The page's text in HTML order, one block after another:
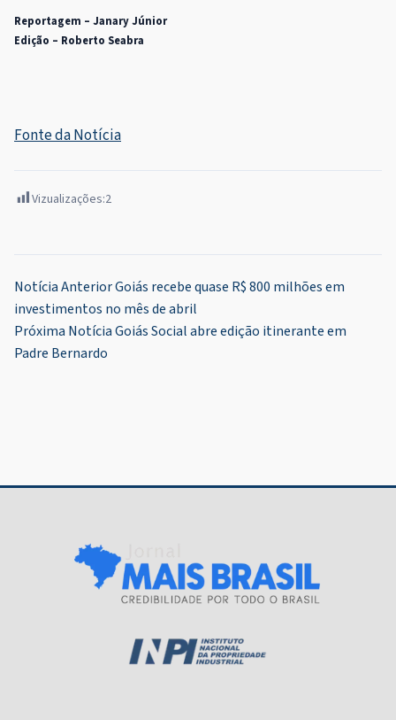
Reportagem – Janary Júnior
Edição – Roberto Seabra
Fonte da Notícia
Vizualizações:2
Navegação
de
Post
Notícia AnteriorGoiás recebe quase R$ 800 milhões em
investimentos no mês de abril
Próxima NotíciaGoiás Social abre edição itinerante em
Padre Bernardo